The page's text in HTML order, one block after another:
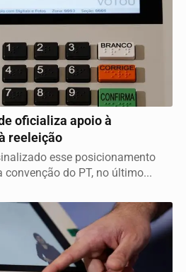
oficializa apoio à
reeleição
esse posicionamento
do PT, no último...